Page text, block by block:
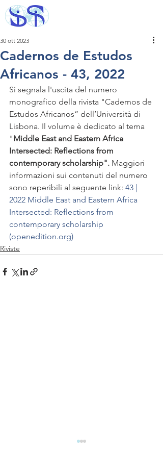
Cadernos de Estudos
Africanos - 43, 2022
30 ott 2023
Si segnala l'uscita del numero
monografico della rivista "Cadernos de
Estudos Africanos” dell’Università di
Lisbona. Il volume è dedicato al tema
"Middle East and Eastern Africa
Intersected: Reflections from
contemporary scholarship". Maggiori
informazioni sui contenuti del numero
sono reperibili al seguente link: 43 |
2022 Middle East and Eastern Africa
Intersected: Reflections from
contemporary scholarship
(openedition.org)
Riviste